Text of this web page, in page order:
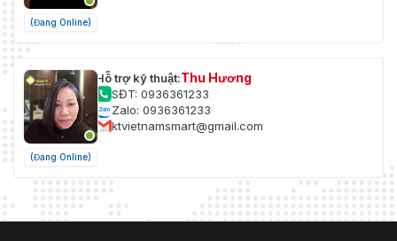
(Đang Online)
(Đang Online)
Hỗ trợ kỹ thuật:Thu Hương
SĐT: 0936361233
Zalo: 0936361233
ktvietnamsmart@gmail.com